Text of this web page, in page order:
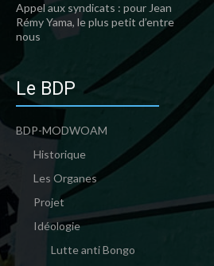
Appel aux syndicats : pour Jean
Rémy Yama, le plus petit d’entre
nous
Le BDP
BDP-MODWOAM
Historique
Les Organes
Projet
Idéologie
Lutte anti Bongo